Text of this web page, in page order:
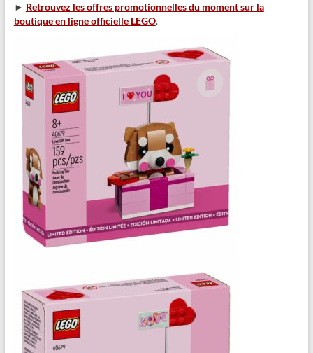
► Retrouvez les offres promotionnelles du moment sur la
boutique en ligne officielle LEGO.